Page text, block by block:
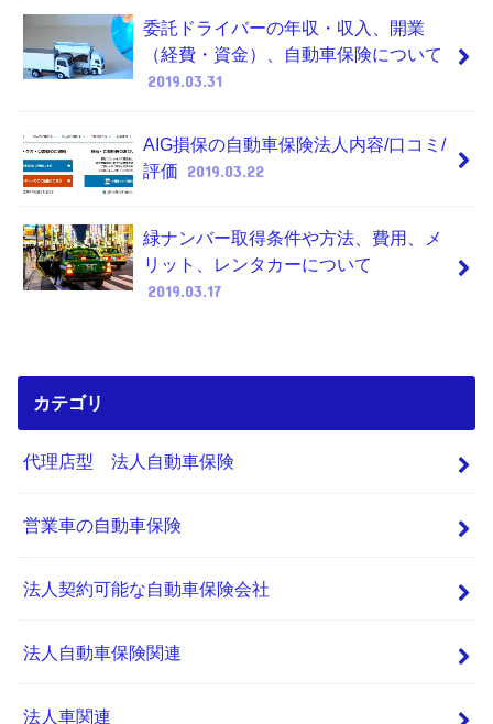
委託ドライバーの年収・収入、開業
（経費・資金）、自動車保険について
2019.03.31
AIG損保の自動車保険法人内容/口コミ/
評価 2019.03.22
緑ナンバー取得条件や方法、費用、メ
リット、レンタカーについて
2019.03.17
カテゴリ
代理店型 法人自動車保険
営業車の自動車保険
法人契約可能な自動車保険会社
法人自動車保険関連
法人車関連